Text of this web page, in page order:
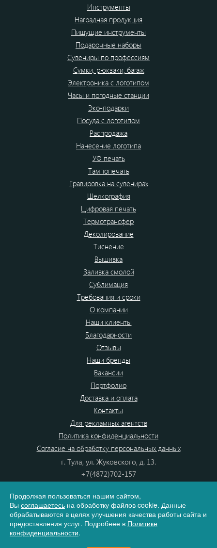
Инструменты
Наградная продукция
Пишущие инструменты
Подарочные наборы
Сувениры по профессиям
Сумки, рюкзаки, багаж
Электроника с логотипом
Часы и погодные станции
Эко-подарки
Посуда с логотипом
Распродажа
Нанесение логотипа
УФ печать
Тампопечать
Гравировка на сувенирах
Шелкография
Цифровая печать
Термотрансфер
Деколирование
Тиснение
Вышивка
Заливка смолой
Сублимация
Требования и сроки
О компании
Наши клиенты
Благодарности
Отзывы
Наши бренды
Вакансии
Портфолио
Доставка и оплата
Контакты
Для рекламных агентств
Политика конфиденциальности
Согласие на обработку персональных данных
г. Тула, ул. Жуковского, д. 13.
+7(4872)702-157
8(800) 555-80-87
e-mail:info@dono.su
Продолжая пользоваться нашим сайтом,
Вы соглашаетесь на обработку файлов cookie. Данные
обрабатываются в целях улучшения качества работы сайта и
предоставления услуг. Подробнее в Политике
конфиденциальности.